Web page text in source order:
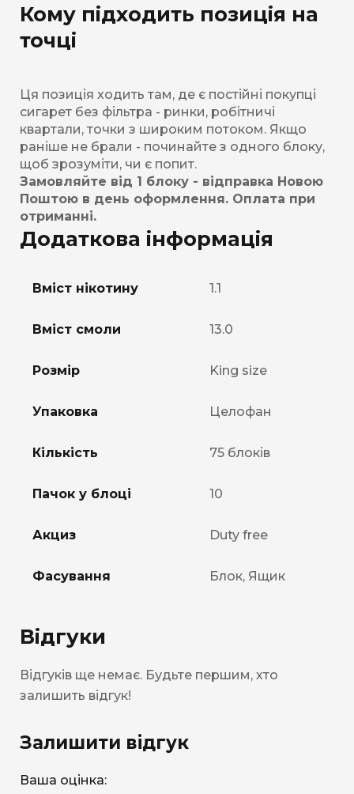
Кому підходить позиція на
точці
Ця позиція ходить там, де є постійні покупці
сигарет без фільтра - ринки, робітничі
квартали, точки з широким потоком. Якщо
раніше не брали - починайте з одного блоку,
щоб зрозуміти, чи є попит.
Замовляйте від 1 блоку - відправка Новою
Поштою в день оформлення. Оплата при
отриманні.
Додаткова інформація
Вміст нікотину 1.1
Вміст смоли 13.0
Розмір King size
Упаковка Целофан
Кількість 75 блоків
Пачок у блоці 10
Акциз Duty free
Фасування Блок, Ящик
Відгуки
Відгуків ще немає. Будьте першим, хто
залишить відгук!
Залишити відгук
Ваша оцінка: